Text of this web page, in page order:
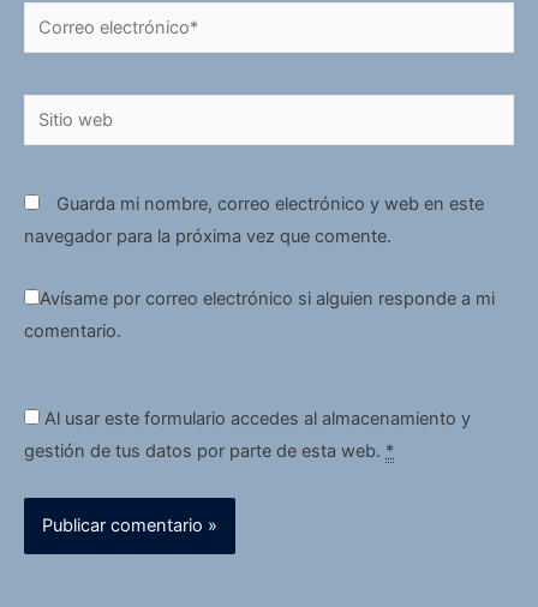
Correo
electrónico*
Sitio
web
Guarda mi nombre, correo electrónico y web en este
navegador para la próxima vez que comente.
Avísame por correo electrónico si alguien responde a mi
comentario.
Al usar este formulario accedes al almacenamiento y
gestión de tus datos por parte de esta web. *